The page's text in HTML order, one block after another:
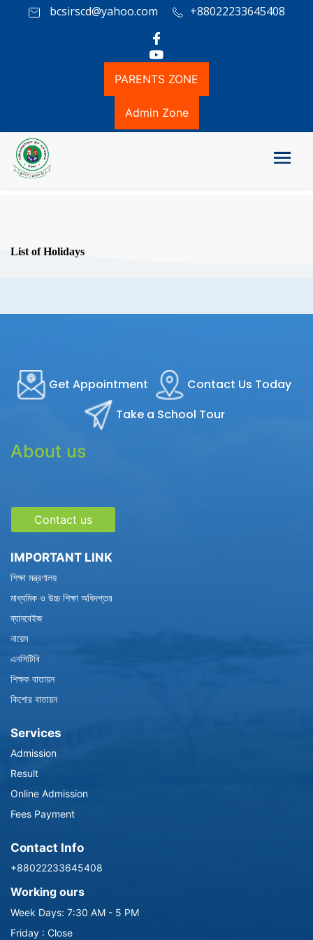
bcsirscd@yahoo.com +88022233645408
PARENTS ZONE
Admin Zone
List of Holidays
Get Appointment
Contact Us Today
Take a School Tour
About us
Contact us
IMPORTANT LINK
শিক্ষা মন্ত্রণালয়
মাধ্যমিক ও উচ্চ শিক্ষা অধিদপ্তর
ব্যানবেইজ
নায়েম
এনসিটিবি
শিক্ষক বাতায়ন
কিশোর বাতায়ন
Services
Admission
Result
Online Admission
Fees Payment
Contact Info
+88022233645408
Working ours
Week Days: 7:30 AM - 5 PM
Friday : Close